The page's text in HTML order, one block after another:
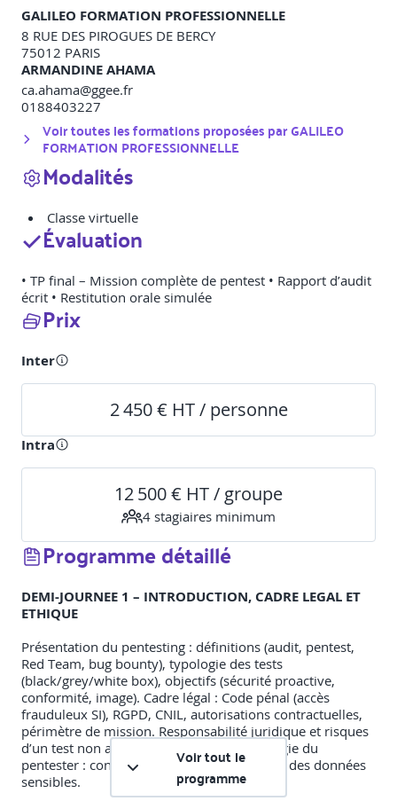
GALILEO FORMATION PROFESSIONNELLE
8 RUE DES PIROGUES DE BERCY
75012 PARIS
ARMANDINE AHAMA
ca.ahama@ggee.fr
0188403227
Voir toutes les formations proposées parGALILEO
FORMATION PROFESSIONNELLE
Modalités
Classe virtuelle
Évaluation
• TP final – Mission complète de pentest • Rapport d’audit
écrit • Restitution orale simulée
Prix
Inter
2 450 € HT / personne
Intra
12 500 € HT / groupe
4 stagiaires minimum
Programme détaillé
DEMI-JOURNEE 1 – INTRODUCTION, CADRE LEGAL ET
ETHIQUE
Présentation du pentesting : définitions (audit, pentest,
Red Team, bug bounty), typologie des tests
(black/grey/white box), objectifs (sécurité proactive,
conformité, image). Cadre légal : Code pénal (accès
frauduleux SI), RGPD, CNIL, autorisations contractuelles,
périmètre de mission. Responsabilité juridique et risques
d’un test non autorisé. Éthique et déontologie du
pentester : confidentialité, intégrité, gestion des données
sensibles.
Voir tout le
programme